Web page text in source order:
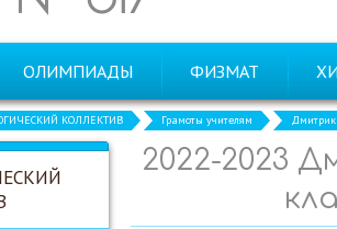
ОЛИМПИАДЫ ФИЗМАТ
КОЛЛЕКТИВ Грамоты учителям
2022-2023